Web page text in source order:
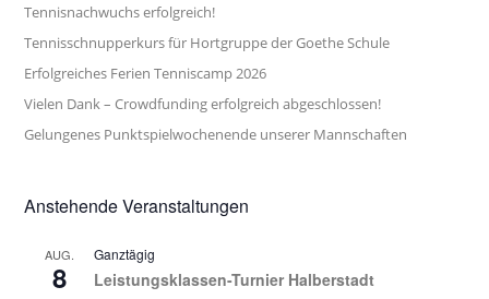
Tennisnachwuchs erfolgreich!
Tennisschnupperkurs für Hortgruppe der Goethe Schule
Erfolgreiches Ferien Tenniscamp 2026
Vielen Dank – Crowdfunding erfolgreich abgeschlossen!
Gelungenes Punktspielwochenende unserer Mannschaften
Anstehende Veranstaltungen
AUG.
8
Ganztägig
Leistungsklassen-Turnier Halberstadt